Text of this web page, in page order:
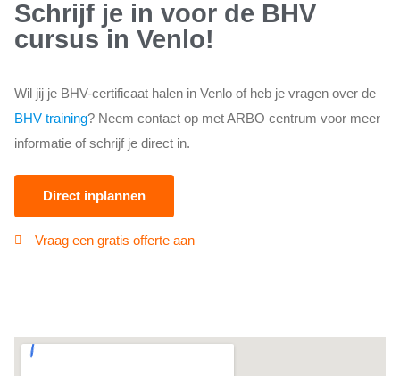
Schrijf je in voor de BHV
cursus in Venlo!
Wil jij je BHV-certificaat halen in Venlo of heb je vragen over de
BHV training? Neem contact op met ARBO centrum voor meer
informatie of schrijf je direct in.
Direct inplannen
Vraag een gratis offerte aan